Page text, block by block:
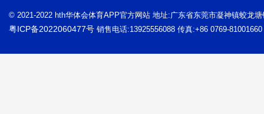
© 2021-2022 hth华体会体育APP官方网站 地址:广东省东莞市凝神镇蛟龙
粤ICP备2022060477号 销售电话:13925556088 传真:+86 0769-81001660